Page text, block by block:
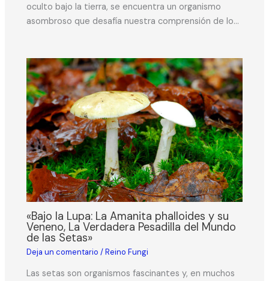
oculto bajo la tierra, se encuentra un organismo
asombroso que desafía nuestra comprensión de lo…
«Bajo la Lupa: La Amanita phalloides y su
Veneno, La Verdadera Pesadilla del Mundo
de las Setas»
Deja un comentario /Reino Fungi
Las setas son organismos fascinantes y, en muchos